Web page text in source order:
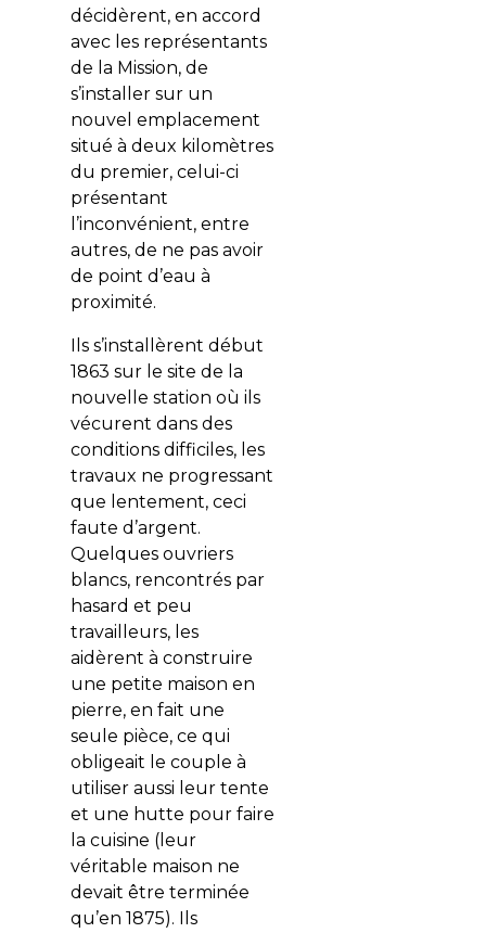
décidèrent, en accord
avec les représentants
de la Mission, de
s’installer sur un
nouvel emplacement
situé à deux kilomètres
du premier, celui-ci
présentant
l’inconvénient, entre
autres, de ne pas avoir
de point d’eau à
proximité.
Ils s’installèrent début
1863 sur le site de la
nouvelle station où ils
vécurent dans des
conditions difficiles, les
travaux ne progressant
que lentement, ceci
faute d’argent.
Quelques ouvriers
blancs, rencontrés par
hasard et peu
travailleurs, les
aidèrent à construire
une petite maison en
pierre, en fait une
seule pièce, ce qui
obligeait le couple à
utiliser aussi leur tente
et une hutte pour faire
la cuisine (leur
véritable maison ne
devait être terminée
qu’en 1875). Ils